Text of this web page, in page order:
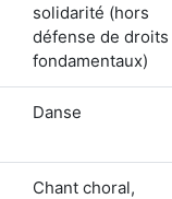
solidarité (hors
défense de droits
fondamentaux)
Danse
Chant choral,